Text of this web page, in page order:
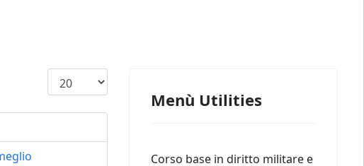
Visualizza n.
Menù Utilities
Corso base in diritto militare e